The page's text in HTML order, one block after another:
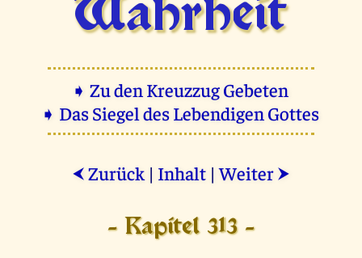
Wahrheit
➧ Zu den Kreuzzug Gebeten
➧ Das Siegel des Lebendigen Gottes
⮜ Zurück | Inhalt |Weiter ⮞
- Kapitel 313 -